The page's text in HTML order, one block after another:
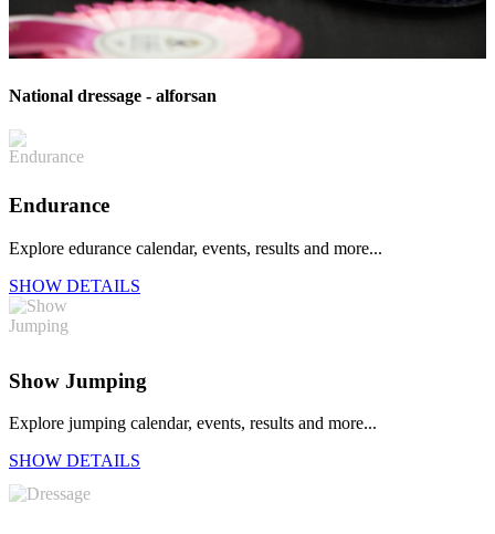
National dressage - alforsan
Endurance
Explore edurance calendar, events, results and more...
SHOW DETAILS
Show Jumping
Explore jumping calendar, events, results and more...
SHOW DETAILS